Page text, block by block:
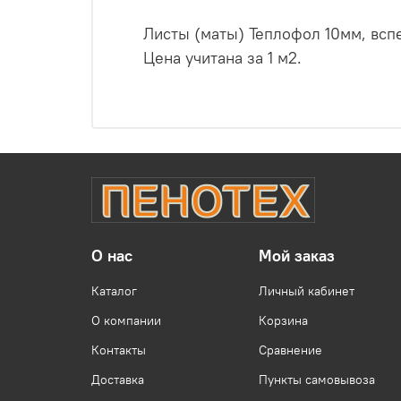
Листы (маты) Теплофол 10мм,
Цена учитана за 1 м2.
О нас
Каталог
О компании
Контакты
Доставка
Мой заказ
Личный кабинет
Корзина
Сравнение
Пункты самовывоза